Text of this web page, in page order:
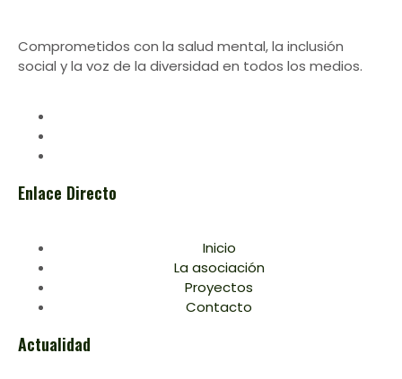
Comprometidos con la salud mental, la inclusión
social y la voz de la diversidad en todos los medios.
Enlace Directo
Inicio
La asociación
Proyectos
Contacto
Actualidad